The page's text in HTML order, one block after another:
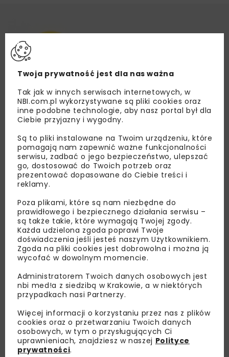
Lubisz wiedzieć więcej?
Zapisz się do newslettera aby otrzymywać od
nas najlepsze informacje branżowe,
zaproszenia na wydarzenia, atrakcyjne oferty i
dedykowane akcje specjalne.
Zapoznałam/em się zPolityką Prywatności
Regulaminemoraz wyrażam zgodę na otrzymywanie na
podany przeze mnie adres e-mail korespondencji
Twoja prywatność jest dla nas ważna
Tak jak w innych serwisach internetowych, w
NBI.com.pl wykorzystywane są pliki cookies oraz
inne podobne technologie, aby nasz portal był dla
Ciebie przyjazny i wygodny.
Są to pliki instalowane na Twoim urządzeniu, które
pomagają nam zapewnić ważne funkcjonalności
serwisu, zadbać o jego bezpieczeństwo, ulepszać
go, dostosować do Twoich potrzeb oraz
prezentować dopasowane do Ciebie treści i
reklamy.
Poza plikami, które są nam niezbędne do
prawidłowego i bezpiecznego działania serwisu –
są także takie, które wymagają Twojej zgody.
Każda udzielona zgoda poprawi Twoje
doświadczenia jeśli jesteś naszym Użytkownikiem.
Zgoda na pliki cookies jest dobrowolna i można ją
wycofać w dowolnym momencie.
Administratorem Twoich danych osobowych jest
nbi med!a z siedzibą w Krakowie, a w niektórych
przypadkach nasi Partnerzy.
Więcej informacji o korzystaniu przez nas z plików
cookies oraz o przetwarzaniu Twoich danych
osobowych, w tym o przysługujących Ci
uprawnieniach, znajdziesz w naszej Polityce
prywatności.